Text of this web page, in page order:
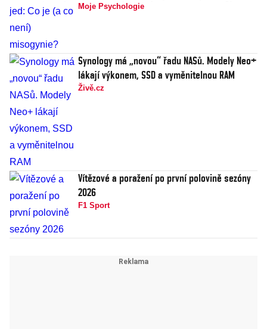
Moje Psychologie
Synology má „novou“ řadu NASů. Modely Neo+
lákají výkonem, SSD a vyměnitelnou RAM
Živě.cz
Vítězové a poražení po první polovině sezóny
2026
F1 Sport